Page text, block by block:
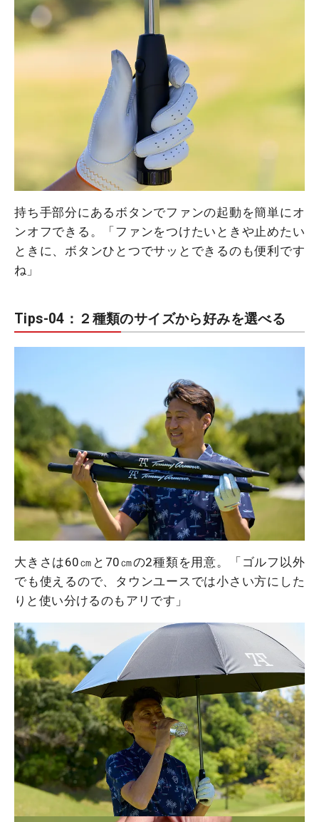
持ち手部分にあるボタンでファンの起動を簡単にオ
ンオフできる。「ファンをつけたいときや止めたい
ときに、ボタンひとつでサッとできるのも便利です
ね」
Tips-04：２種類のサイズから好みを選べる
大きさは60㎝と70㎝の2種類を用意。「ゴルフ以外
でも使えるので、タウンユースでは小さい方にした
りと使い分けるのもアリです」